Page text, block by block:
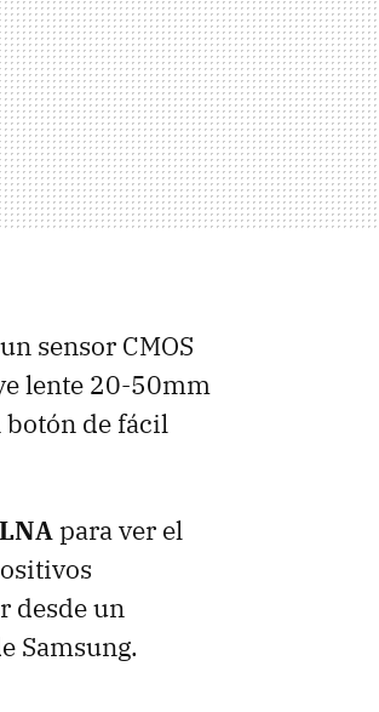
sensor CMOS
lente 20-50mm
botón de fácil
para ver el
desde un
Samsung.